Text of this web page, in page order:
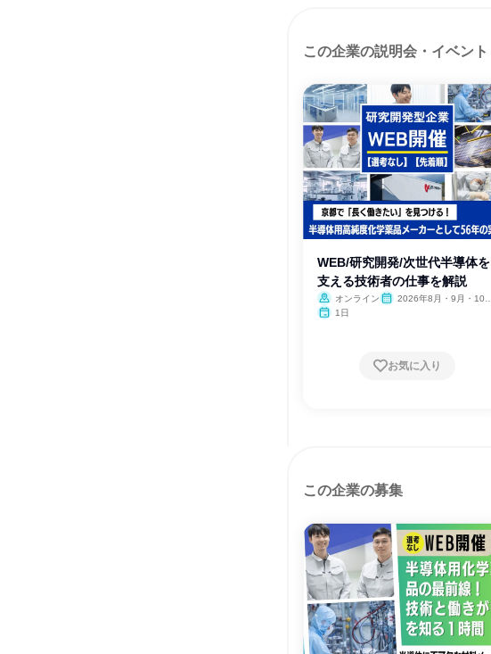
この企業の説明会・イベント
WEB/研究開発/次世代半導体を
支える技術者の仕事を解説
オンライン
2026年8月・9月・10
1日
お気に入り
この企業の募集